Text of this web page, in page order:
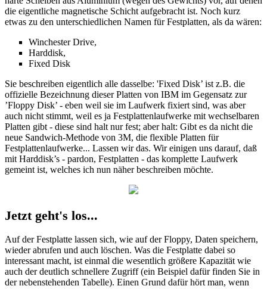
die eigentliche magnetische Schicht aufgebracht ist. Noch kurz
etwas zu den unterschiedlichen Namen für Festplatten, als da wären:
Winchester Drive,
Harddisk,
Fixed Disk
Sie beschreiben eigentlich alle dasselbe: 'Fixed Disk’ ist z.B. die
offizielle Bezeichnung dieser Platten von IBM im Gegensatz zur
’Floppy Disk’ - eben weil sie im Laufwerk fixiert sind, was aber
auch nicht stimmt, weil es ja Festplattenlaufwerke mit wechselbaren
Platten gibt - diese sind halt nur fest; aber halt: Gibt es da nicht die
neue Sandwich-Methode von 3M, die flexible Platten für
Festplattenlaufwerke... Lassen wir das. Wir einigen uns darauf, daß
mit Harddisk’s - pardon, Festplatten - das komplette Laufwerk
gemeint ist, welches ich nun näher beschreiben möchte.
Jetzt geht's los...
Auf der Festplatte lassen sich, wie auf der Floppy, Daten speichern,
wieder abrufen und auch löschen. Was die Festplatte dabei so
interessant macht, ist einmal die wesentlich größere Kapazität wie
auch der deutlich schnellere Zugriff (ein Beispiel dafür finden Sie in
der nebenstehenden Tabelle). Einen Grund dafür hört man, wenn